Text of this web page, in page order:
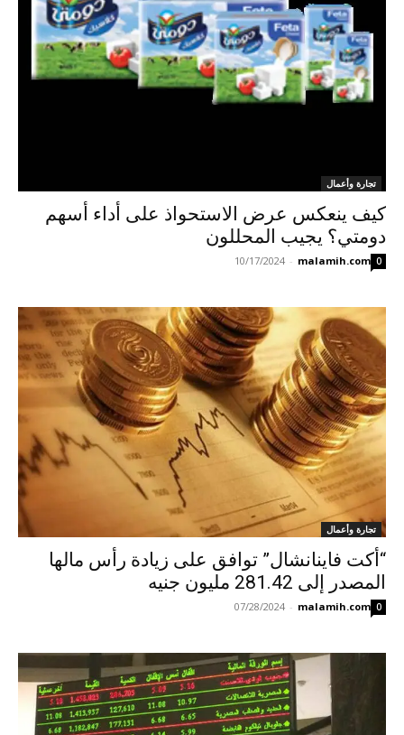
تجارة وأعمال
كيف ينعكس عرض الاستحواذ على أداء أسهم
دومتي؟ يجيب المحللون
malamih.com
-
10/17/2024 0
تجارة وأعمال
“أكت فاينانشال” توافق على زيادة رأس مالها
المصدر إلى 281.42 مليون جنيه
malamih.com
-
07/28/2024 0